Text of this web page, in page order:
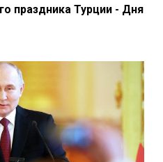
праздника Турции - Дня